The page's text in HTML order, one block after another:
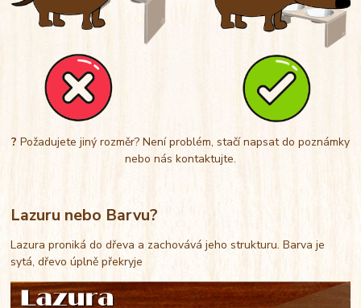
? Požadujete jiný rozměr? Není problém, stačí napsat do poznámky
nebo nás kontaktujte.
Lazuru nebo Barvu?
Lazura proniká do dřeva a zachovává jeho strukturu. Barva je
sytá, dřevo úplně překryje